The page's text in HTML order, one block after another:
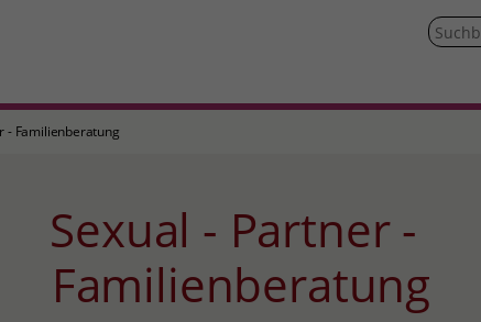
- Familienberatung
Sexual - Partner -
Familienberatung